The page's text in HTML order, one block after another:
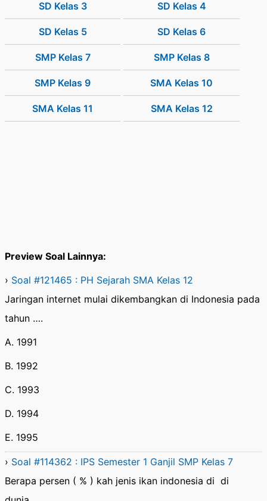
SD Kelas 3 SD Kelas 4
SD Kelas 5 SD Kelas 6
SMP Kelas 7 SMP Kelas 8
SMP Kelas 9 SMA Kelas 10
SMA Kelas 11 SMA Kelas 12
Preview Soal Lainnya:
› Soal #121465 : PH Sejarah SMA Kelas 12
Jaringan internet mulai dikembangkan di Indonesia pada
tahun ….
A. 1991
B. 1992
C. 1993
D. 1994
E. 1995
› Soal #114362 : IPS Semester 1 Ganjil SMP Kelas 7
Berapa persen ( % ) kah jenis ikan indonesia di di